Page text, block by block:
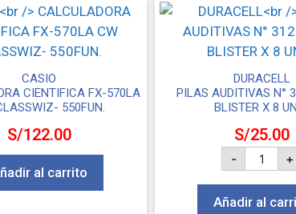
CASIO
CIENTIFICA FX-570LA
550FUN.
S/122.00
al carrito
DURACELL
PILAS AUDITIVAS N°
BLISTER X 8
S/25.00
- +
Añadir al